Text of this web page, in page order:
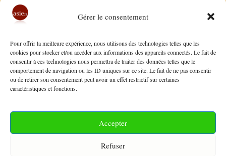
Gérer le consentement
Pour offrir la meilleure expérience, nous utilisons des technologies telles que les
cookies pour stocker et/ou accéder aux informations des appareils connectés. Le fait de
consentir à ces technologies nous permettra de traiter des données telles que le
comportement de navigation ou les ID uniques sur ce site. Le fait de ne pas consentir
ou de retirer son consentement peut avoir un effet restrictif sur certaines
caractéristiques et fonctions.
Accepter
Refuser
Finaldées EURL
Siège social : 13 avenue Boudon, 75016, Paris
Nous contacter
Conditions Générales de Vente
Politique de Confidentialité